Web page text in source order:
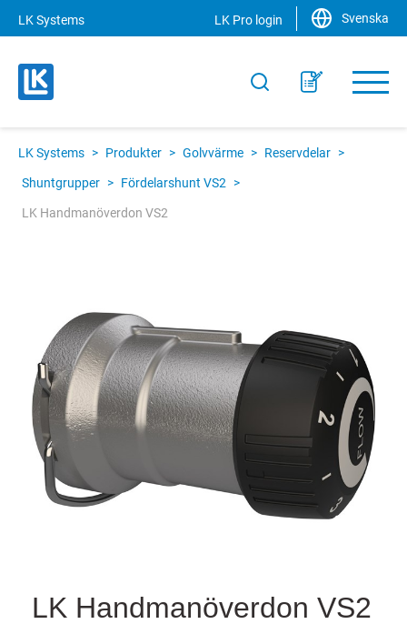
LK Systems LK Pro login Svenska
LK Systems > Produkter > Golvvärme > Reservdelar >
Shuntgrupper > Fördelarshunt VS2 >
LK Handmanöverdon VS2
LK Handmanöverdon VS2